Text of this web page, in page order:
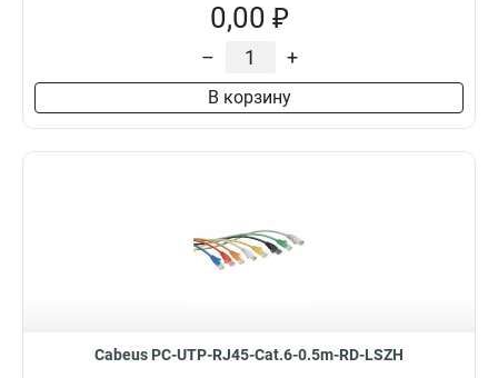
0,00 ₽
– +
В корзину
Cabeus PC-UTP-RJ45-Cat.6-0.5m-RD-LSZH